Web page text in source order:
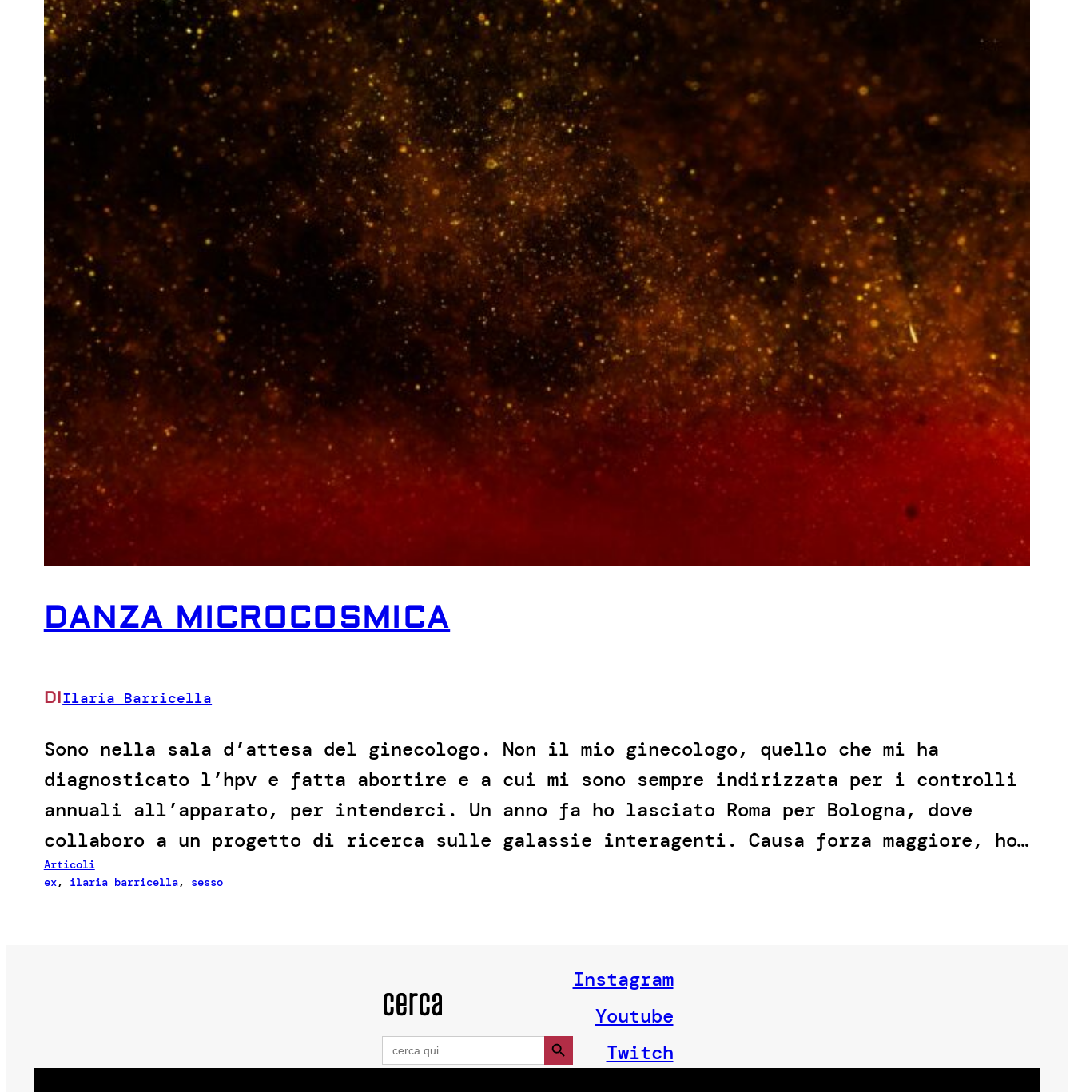
DANZA MICROCOSMICA
DIIlaria Barricella
Sono nella sala d’attesa del ginecologo. Non il mio ginecologo, quello che mi ha
diagnosticato l’hpv e fatta abortire e a cui mi sono sempre indirizzata per i controlli
annuali all’apparato, per intenderci. Un anno fa ho lasciato Roma per Bologna, dove
collaboro a un progetto di ricerca sulle galassie interagenti. Causa forza maggiore, ho…
Articoli
ex, ilaria barricella, sesso
cerca
Search
for:
Search Button
Instagram
Youtube
Twitch